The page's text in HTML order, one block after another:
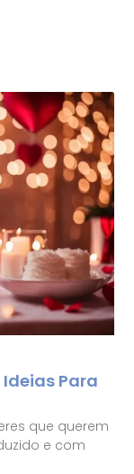
Para
que querem
e com